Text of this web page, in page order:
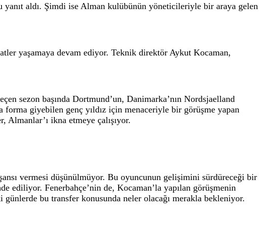
aldı. Şimdi ise Alman kulübünün yöneticileriyle bir araya gelen
yaşamaya devam ediyor. Teknik direktör Aykut Kocaman,
sezon başında Dortmund’un, Danimarka’nın Nordsjaelland
forma giyebilen genç yıldız için menaceriyle bir görüşme yapan
Almanlar’ı ikna etmeye çalışıyor.
vermesi düşünülmüyor. Bu oyuncunun gelişimini sürdüreceği bir
ediliyor. Fenerbahçe’nin de, Kocaman’la yapılan görüşmenin
bu transfer konusunda neler olacağı merakla bekleniyor.